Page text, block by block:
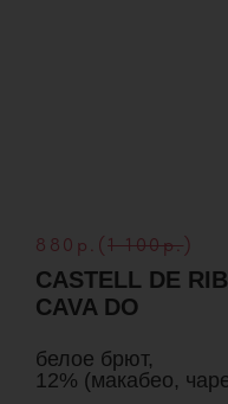
880р.( 1 100р.)
CASTELL DE
CAVA DO
белое брют,
12% (макабео,